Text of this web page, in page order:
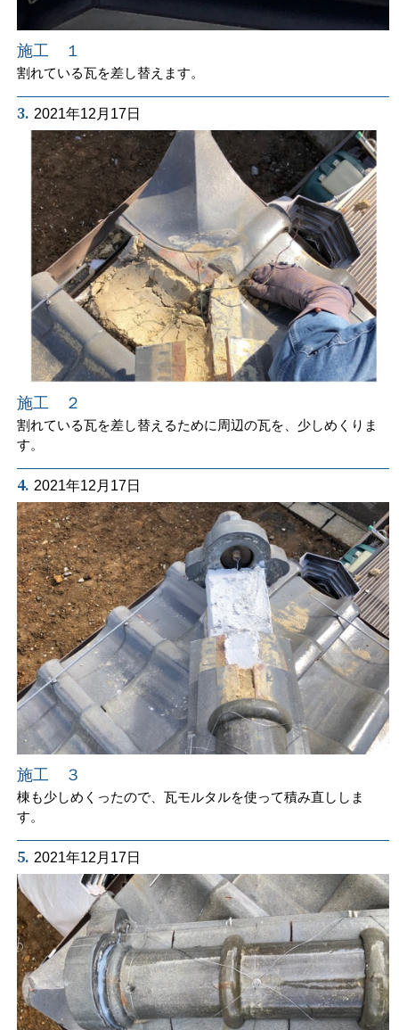
施工 １
割れている瓦を差し替えます。
3. 2021年12月17日
施工 ２
割れている瓦を差し替えるために周辺の瓦を、少しめくりま
す。
4. 2021年12月17日
施工 ３
棟も少しめくったので、瓦モルタルを使って積み直ししま
す。
5. 2021年12月17日